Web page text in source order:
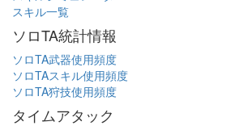
スキル一覧
ソロTA統計情報
ソロTA武器使用頻度
ソロTAスキル使用頻度
ソロTA狩技使用頻度
タイムアタック